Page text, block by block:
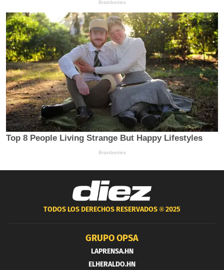
TODOS LOS DERECHOS RESERVADOS ®2025
GRUPO OPSA
LAPRENSA.HN
ELHERALDO.HN